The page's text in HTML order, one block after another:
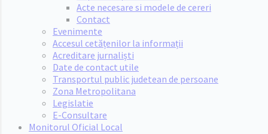
Acte necesare si modele de cereri
Contact
Evenimente
Accesul cetățenilor la informații
Acreditare jurnaliști
Date de contact utile
Transportul public judetean de persoane
Zona Metropolitana
Legislatie
E-Consultare
Monitorul Oficial Local